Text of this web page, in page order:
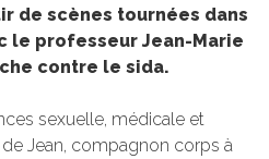
de scènes tournées dans
le professeur Jean-Marie
contre le sida.
sexuelle, médicale et
Jean, compagnon corps à